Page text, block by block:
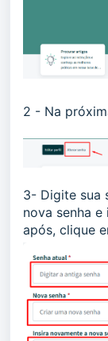
2 - Na
3- Digite sua
nova senha e
após, clique